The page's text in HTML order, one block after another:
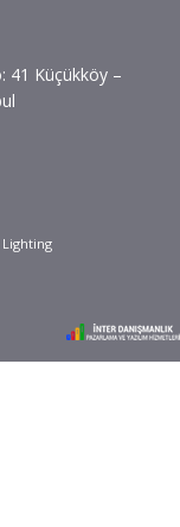
41 Küçükköy –
Lighting